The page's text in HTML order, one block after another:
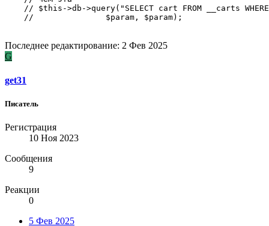
// $this->db->query("SELECT cart FROM __carts
    //               $param, $param);
Последнее редактирование: 2 Фев 2025
G
get31
Писатель
Регистрация
10 Ноя 2023
Сообщения
9
Реакции
0
5 Фев 2025